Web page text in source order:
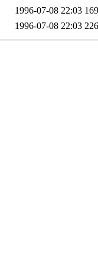
1996-07-08 22:03
1996-07-08 22:03